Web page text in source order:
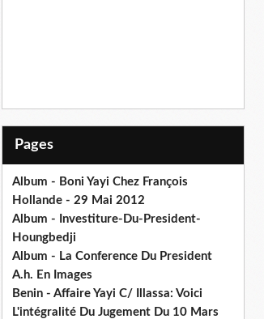
Pages
Album - Boni Yayi Chez François
Hollande - 29 Mai 2012
Album - Investiture-Du-President-
Houngbedji
Album - La Conference Du President
A.h. En Images
Benin - Affaire Yayi C/ Illassa: Voici
L'intégralité Du Jugement Du 10 Mars